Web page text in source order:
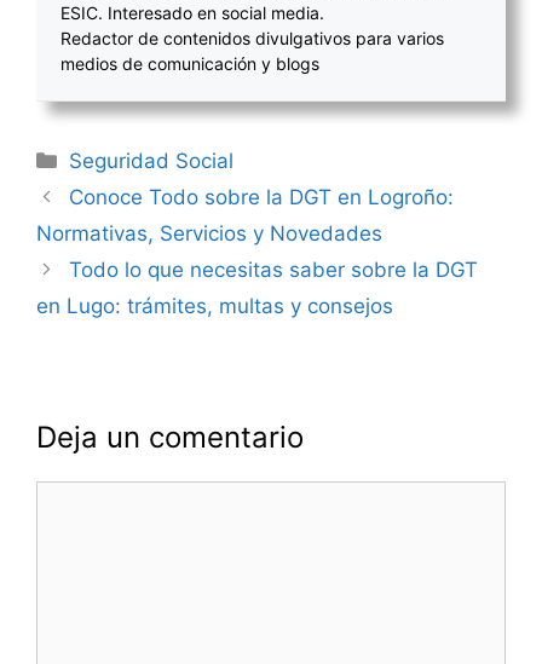
ESIC. Interesado en social media.
Redactor de contenidos divulgativos para varios
medios de comunicación y blogs
Categorías
Seguridad Social
Navegación
de
Conoce Todo sobre la DGT en Logroño:
Normativas, Servicios y Novedades
Todo lo que necesitas saber sobre la DGT
en Lugo: trámites, multas y consejos
Deja un comentario